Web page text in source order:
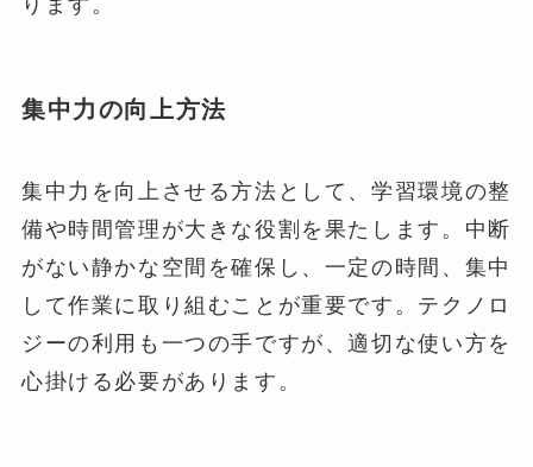
集中力の向上方法
集中力を向上させる方法として、学習環境の整
備や時間管理が大きな役割を果たします。中断
がない静かな空間を確保し、一定の時間、集中
して作業に取り組むことが重要です。テクノロ
ジーの利用も一つの手ですが、適切な使い方を
心掛ける必要があります。